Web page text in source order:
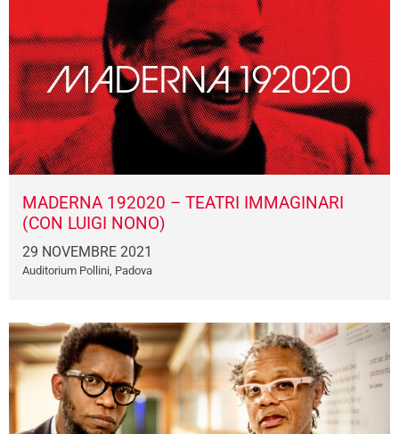
MADERNA 192020 – TEATRI IMMAGINARI
(CON LUIGI NONO)
29 NOVEMBRE 2021
Auditorium Pollini, Padova